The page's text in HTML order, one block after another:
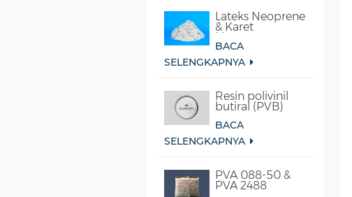
Lateks Neoprene
& Karet
kloroprena
Sintetis
BACA
SELENGKAPNYA
Resin polivinil
butiral (PVB)
BACA
SELENGKAPNYA
PVA 088-50 &
PVA 2488